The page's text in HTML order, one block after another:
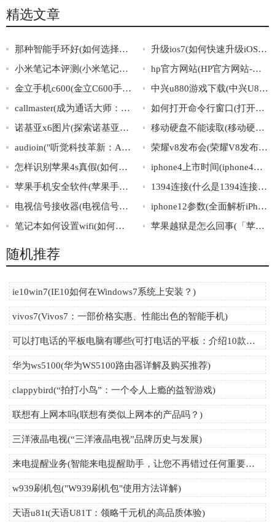
速传输至电脑)
精选文章
那种智能手环好(如何选择适合自己的智能手环？)
升级ios7(如何快速升级iOS7，完美应对手机升级问题！)
小米笔记本评测(小米笔记本评测：性能与外观并存的性价比之选)
hp官方网站(HP官方网站-探索技术创新，了解HP产品信息及服务！)
金立手机c600(金立C600手机：超越期待的性能与设计)
中兴u880游戏下载(中兴U880游戏免费下载攻略全集)
callmaster(成为通话大师：提高沟通技巧，实现高效沟通。)
如何打开命令行窗口(打开命令行窗口的方法)
诺基亚x6图片(探索诺基亚X6的美妙之处)
移动硬盘不能读取(移动硬盘数据读取失败的常见原因及解决方法)
audioin("听觉科技革新：Audioin引领下一代智能音频体验")
荣耀v8发布会(荣耀V8发布会：重磅亮相你敢错过吗？)
怎样识别苹果4s真假(如何鉴别苹果4s的真伪)
iphone4上市时间(iphone4发布时间揭秘，你了解几个关键节点？)
苹果手机安全软件(苹果手机安全软件大全：保护你的隐私及数据安全)
1394连接(什么是1394连接？)
电视信号接收器(电视信号接收器：品牌购买、性能比较、安装维护全攻略)
iphone12参数(全面解析iPhone12型号的规格及性能差异)
笔记本如何设置wifi(如何设置笔记本电脑的无线网络连接)
苹果越狱是怎么回事(「苹果越狱」的原理及其对设备的影响)
随机推荐
ie10win7(IE10如何在Windows7系统上安装？)
vivos7(Vivos7：一部价格实惠、性能出色的智能手机)
可以打电话的平板电脑有哪些(可打电话的平板：介绍10款性价比高的专业通讯平板推荐)
华为ws5100(华为WS5100路由器详解及购买推荐)
clappybird(“拍打小鸟”：一个令人上瘾的益智游戏)
联想有上网本吗(联想有类似上网本的产品吗？)
三洋液晶电视(“三洋液晶电视”品牌历史与发展)
来电提醒业务(智能来电提醒助手，让您不再错过任何重要电话！)
w939刷机包("W939刷机包"使用方法详解)
天语u81t(天语U81T：领略千元机的高品质体验)